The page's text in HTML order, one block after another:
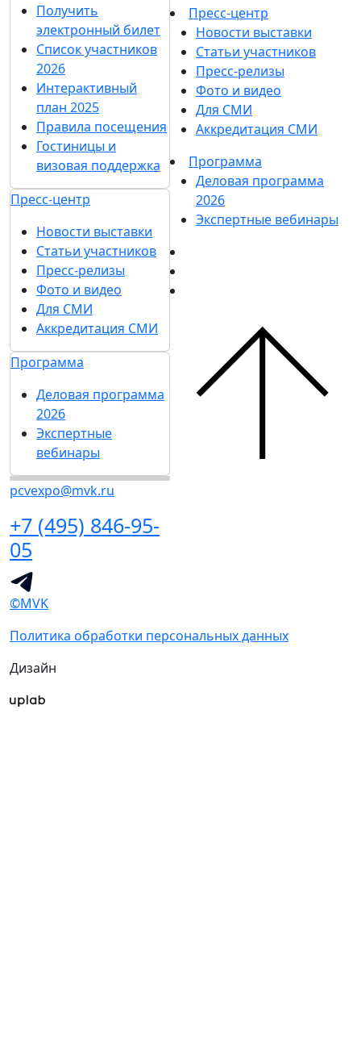
Получить
электронный билет
Список участников
2026
Интерактивный
план 2025
Правила посещения
Гостиницы и
визовая поддержка
Пресс-центр
Новости выставки
Статьи участников
Пресс-релизы
Фото и видео
Для СМИ
Аккредитация СМИ
Программа
Деловая программа
2026
Экспертные
вебинары
pcvexpo@mvk.ru
+7 (495) 846-95-
05
Пресс-центр
Новости выставки
Статьи участников
Пресс-релизы
Фото и видео
Для СМИ
Аккредитация СМИ
Программа
Деловая программа
2026
Экспертные вебинары
©MVK
Политика обработки персональных данных
Дизайн